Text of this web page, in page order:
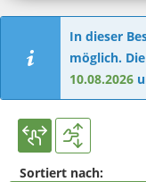
In dieser
möglich.
10.08.2026
Sortiert nach: